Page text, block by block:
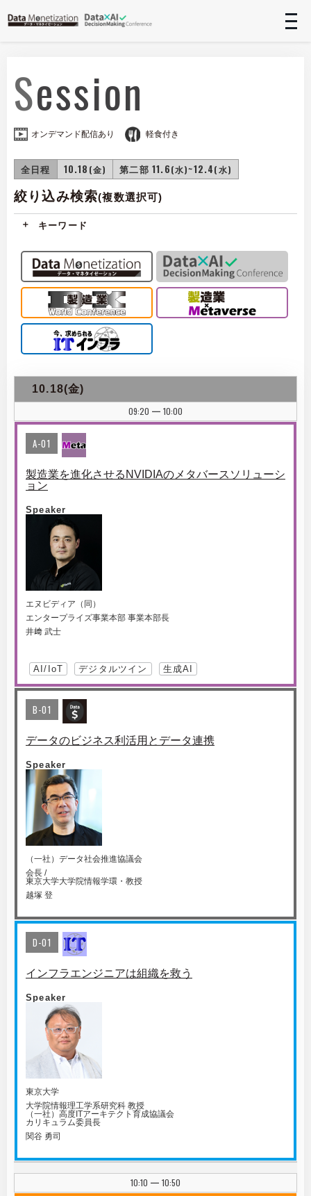
Session
全日程 10.18 (金) 第二部 11.6(水)~12.4(水)
オンデマンド配信あり 軽食付き
絞り込み検索(複数選択可)
キーワード
10.18(金)
09:20
| 10:00
A-01
製造業を進化させるNVIDIAのメタバースソリューシ
ョン
Speaker
エヌビディア（同）
エンタープライズ事業本部 事業本部長
井﨑 武士
AI/IoT デジタルツイン 生成AI
B-01
データのビジネス利活用とデータ連携
Speaker
（一社）データ社会推進協議会
会長 /
東京大学大学院情報学環・教授
越塚 登
D-01
インフラエンジニアは組織を救う
Speaker
東京大学
大学院情報理工学系研究科 教授
（一社）高度ITアーキテクト育成協議会
カリキュラム委員長
関谷 勇司
10:10 | 10:50